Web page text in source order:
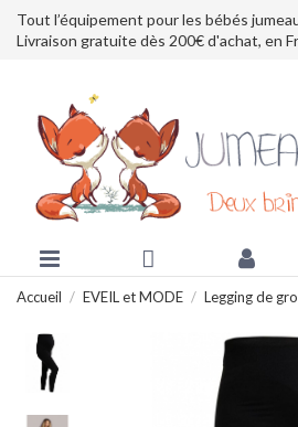
Tout l’équipement pour les bébés
Livraison gratuite dès 200€ d'achat, en
Accueil EVEIL et MODE Legging de